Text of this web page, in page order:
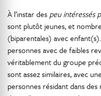
À l’instar des peu intéressés
sont plutôt jeunes, et
(biparentales) avec
personnes avec de faibles
véritablement du groupe
sont assez similaires, avec
personnes résidant dans